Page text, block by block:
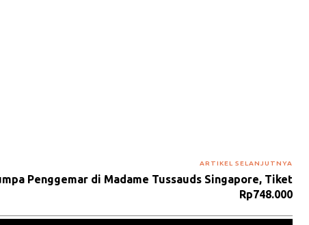
ARTIKEL SELANJUTNYA
Penggemar di Madame Tussauds Singapore, Tiket
Rp748.000